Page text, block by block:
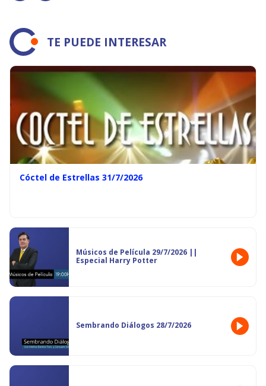
TE PUEDE INTERESAR
Cóctel de Estrellas 31/7/2026
Músicos de Película 29/7/2026 ||
Especial Harry Potter
Sembrando Diálogos 28/7/2026